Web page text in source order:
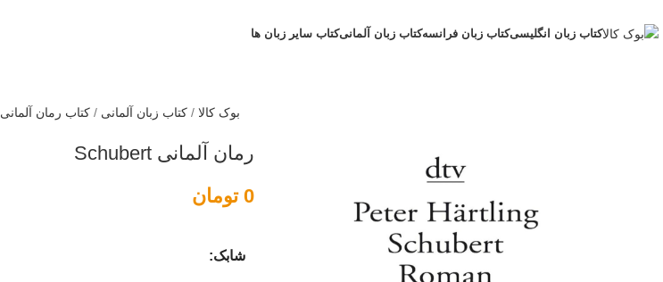
کتاب زبان انگلیسیکتاب زبان فرانسهکتاب زبان آلمانیکتاب سایر زبان ها
بوک کالا /کتاب زبان آلمانی /کتاب رمان آلمانی
رمان آلمانی Schubert
0 تومان
شابک: